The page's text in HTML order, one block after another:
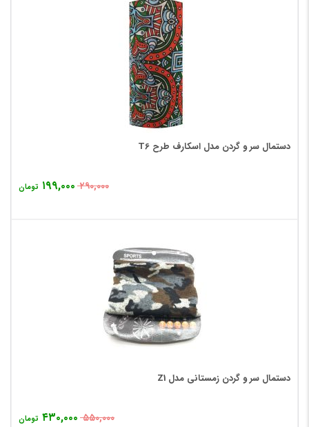
دستمال سر و گردن مدل اسکارف طرح T6
۲۹۰,۰۰۰ ۱۹۹,۰۰۰ تومان
دستمال سر و گردن زمستانی مدل Z1
۵۵۰,۰۰۰ ۴۳۰,۰۰۰ تومان